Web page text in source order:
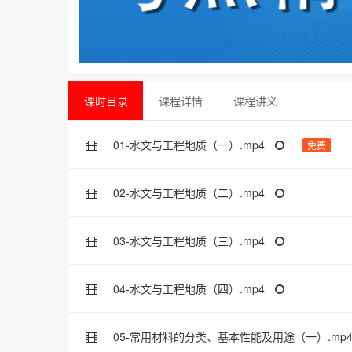
课时目录 课程详情 课程讲义
01-水文与工程地质（一）.mp4 免费
02-水文与工程地质（二）.mp4
03-水文与工程地质（三）.mp4
04-水文与工程地质（四）.mp4
05-常用材料的分类、基本性能及用途（一）.mp4